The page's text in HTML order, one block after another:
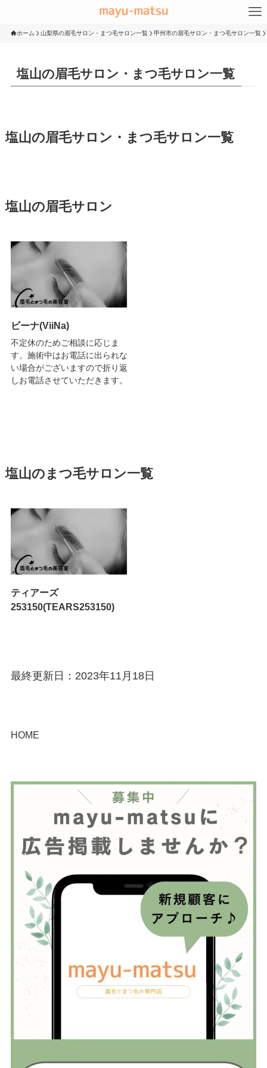
ホーム 山梨県の眉毛サロン・まつ毛サロン一覧 甲州市の眉毛サロン・まつ毛サロン一覧
塩山の眉毛サロン・まつ毛サロン一覧
塩山の眉毛サロン・まつ毛サロン一覧
塩山の眉毛サロン
ビーナ(ViiNa)
不定休のためご相談に応じま
す。施術中はお電話に出られな
い場合がございますので折り返
しお電話させていただきます。
塩山のまつ毛サロン一覧
ティアーズ
253150(TEARS253150)
最終更新日：2023年11月18日
HOME